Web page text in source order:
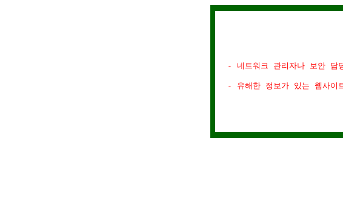
- 네트워크 관리자나 보안 담
- 유해한 정보가 있는 웹사이